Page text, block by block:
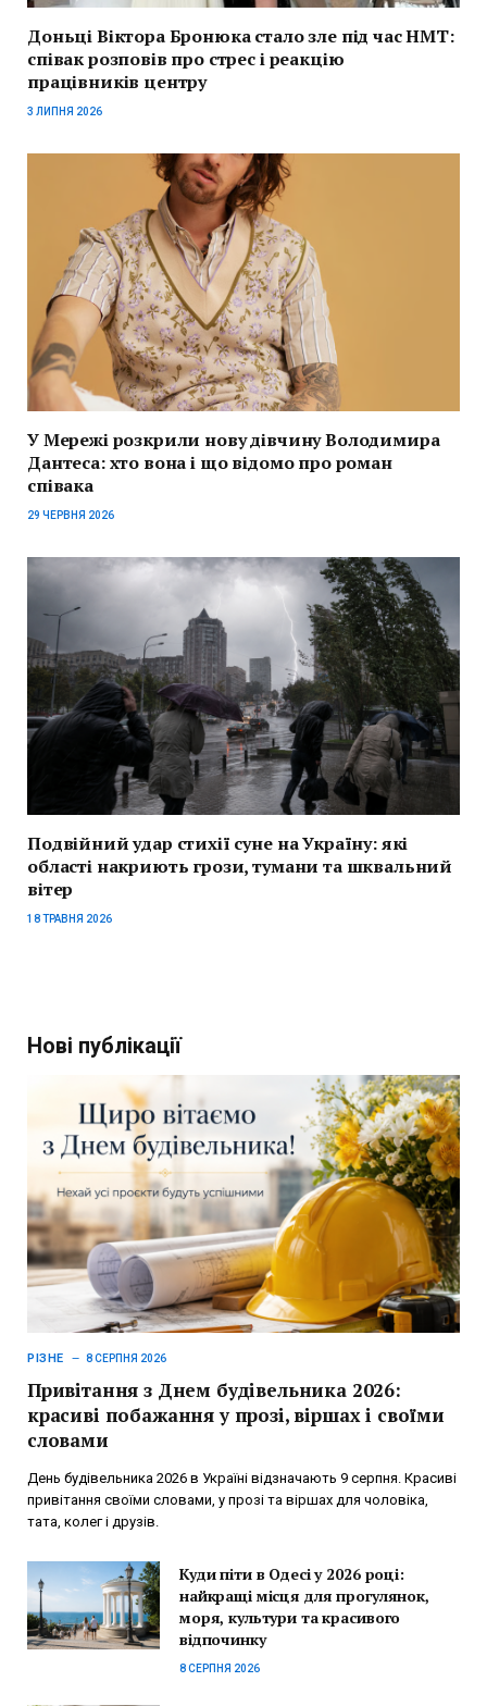
Доньці Віктора Бронюка стало зле під час НМТ:
співак розповів про стрес і реакцію
працівників центру
3 ЛИПНЯ 2026
У Мережі розкрили нову дівчину Володимира
Дантеса: хто вона і що відомо про роман
співака
29 ЧЕРВНЯ 2026
Подвійний удар стихії суне на Україну: які
області накриють грози, тумани та шквальний
вітер
18 ТРАВНЯ 2026
Нові публікації
РІЗНЕ 8 СЕРПНЯ 2026
Привітання з Днем будівельника 2026:
красиві побажання у прозі, віршах і своїми
словами
День будівельника 2026 в Україні відзначають 9 серпня. Красиві
привітання своїми словами, у прозі та віршах для чоловіка,
тата, колег і друзів.
Куди піти в Одесі у 2026 році:
найкращі місця для прогулянок,
моря, культури та красивого
відпочинку
8 СЕРПНЯ 2026